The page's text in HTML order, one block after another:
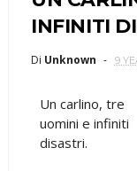
INFINITI
Di Unknown 9
Un carlino, tre
uomini e infiniti
disastri.